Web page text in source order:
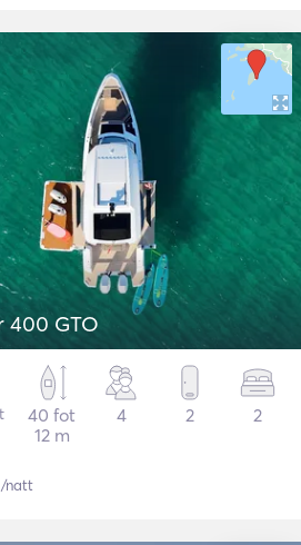
400 GTO
40 fot
12 m
4 2 2